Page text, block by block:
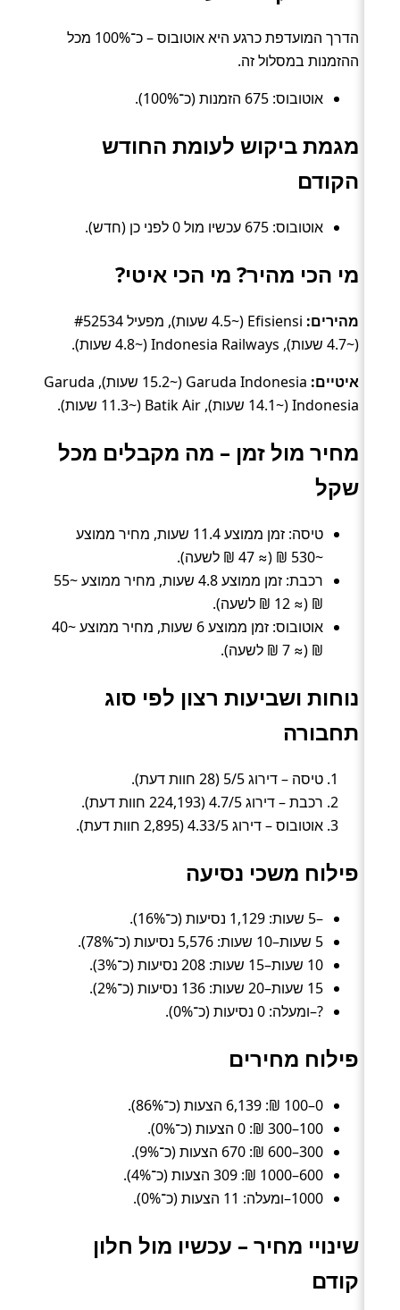
הדרך המועדפת כרגע היא אוטובוס – כ־100% מכל
ההזמנות במסלול זה.
אוטובוס: 675 הזמנות (כ־100%).
מגמת ביקוש לעומת החודש
הקודם
אוטובוס: 675 עכשיו מול 0 לפני כן (חדש).
מי הכי מהיר? מי הכי איטי?
מהירים:
Efisiensi (~4.5 שעות), מפעיל #52534
(~4.7 שעות), Indonesia Railways (~4.8 שעות).
איטיים:
Garuda Indonesia (~15.2 שעות), Garuda
Indonesia (~14.1 שעות), Batik Air (~11.3 שעות).
מחיר מול זמן – מה מקבלים מכל
שקל
טיסה: זמן ממוצע 11.4 שעות, מחיר ממוצע
~530 ₪ (≈ 47 ₪ לשעה).
רכבת: זמן ממוצע 4.8 שעות, מחיר ממוצע ~55
₪ (≈ 12 ₪ לשעה).
אוטובוס: זמן ממוצע 6 שעות, מחיר ממוצע ~40
₪ (≈ 7 ₪ לשעה).
נוחות ושביעות רצון לפי סוג
תחבורה
טיסה – דירוג 5/5 (28 חוות דעת).
רכבת – דירוג 4.7/5 (224,193 חוות דעת).
אוטובוס – דירוג 4.33/5 (2,895 חוות דעת).
פילוח משכי נסיעה
–5 שעות: 1,129 נסיעות (כ־16%).
5 שעות–10 שעות: 5,576 נסיעות (כ־78%).
10 שעות–15 שעות: 208 נסיעות (כ־3%).
15 שעות–20 שעות: 136 נסיעות (כ־2%).
?–ומעלה: 0 נסיעות (כ־0%).
פילוח מחירים
0–100 ₪: 6,139 הצעות (כ־86%).
100–300 ₪: 0 הצעות (כ־0%).
300–600 ₪: 670 הצעות (כ־9%).
600–1000 ₪: 309 הצעות (כ־4%).
1000–ומעלה: 11 הצעות (כ־0%).
שינויי מחיר – עכשיו מול חלון
קודם